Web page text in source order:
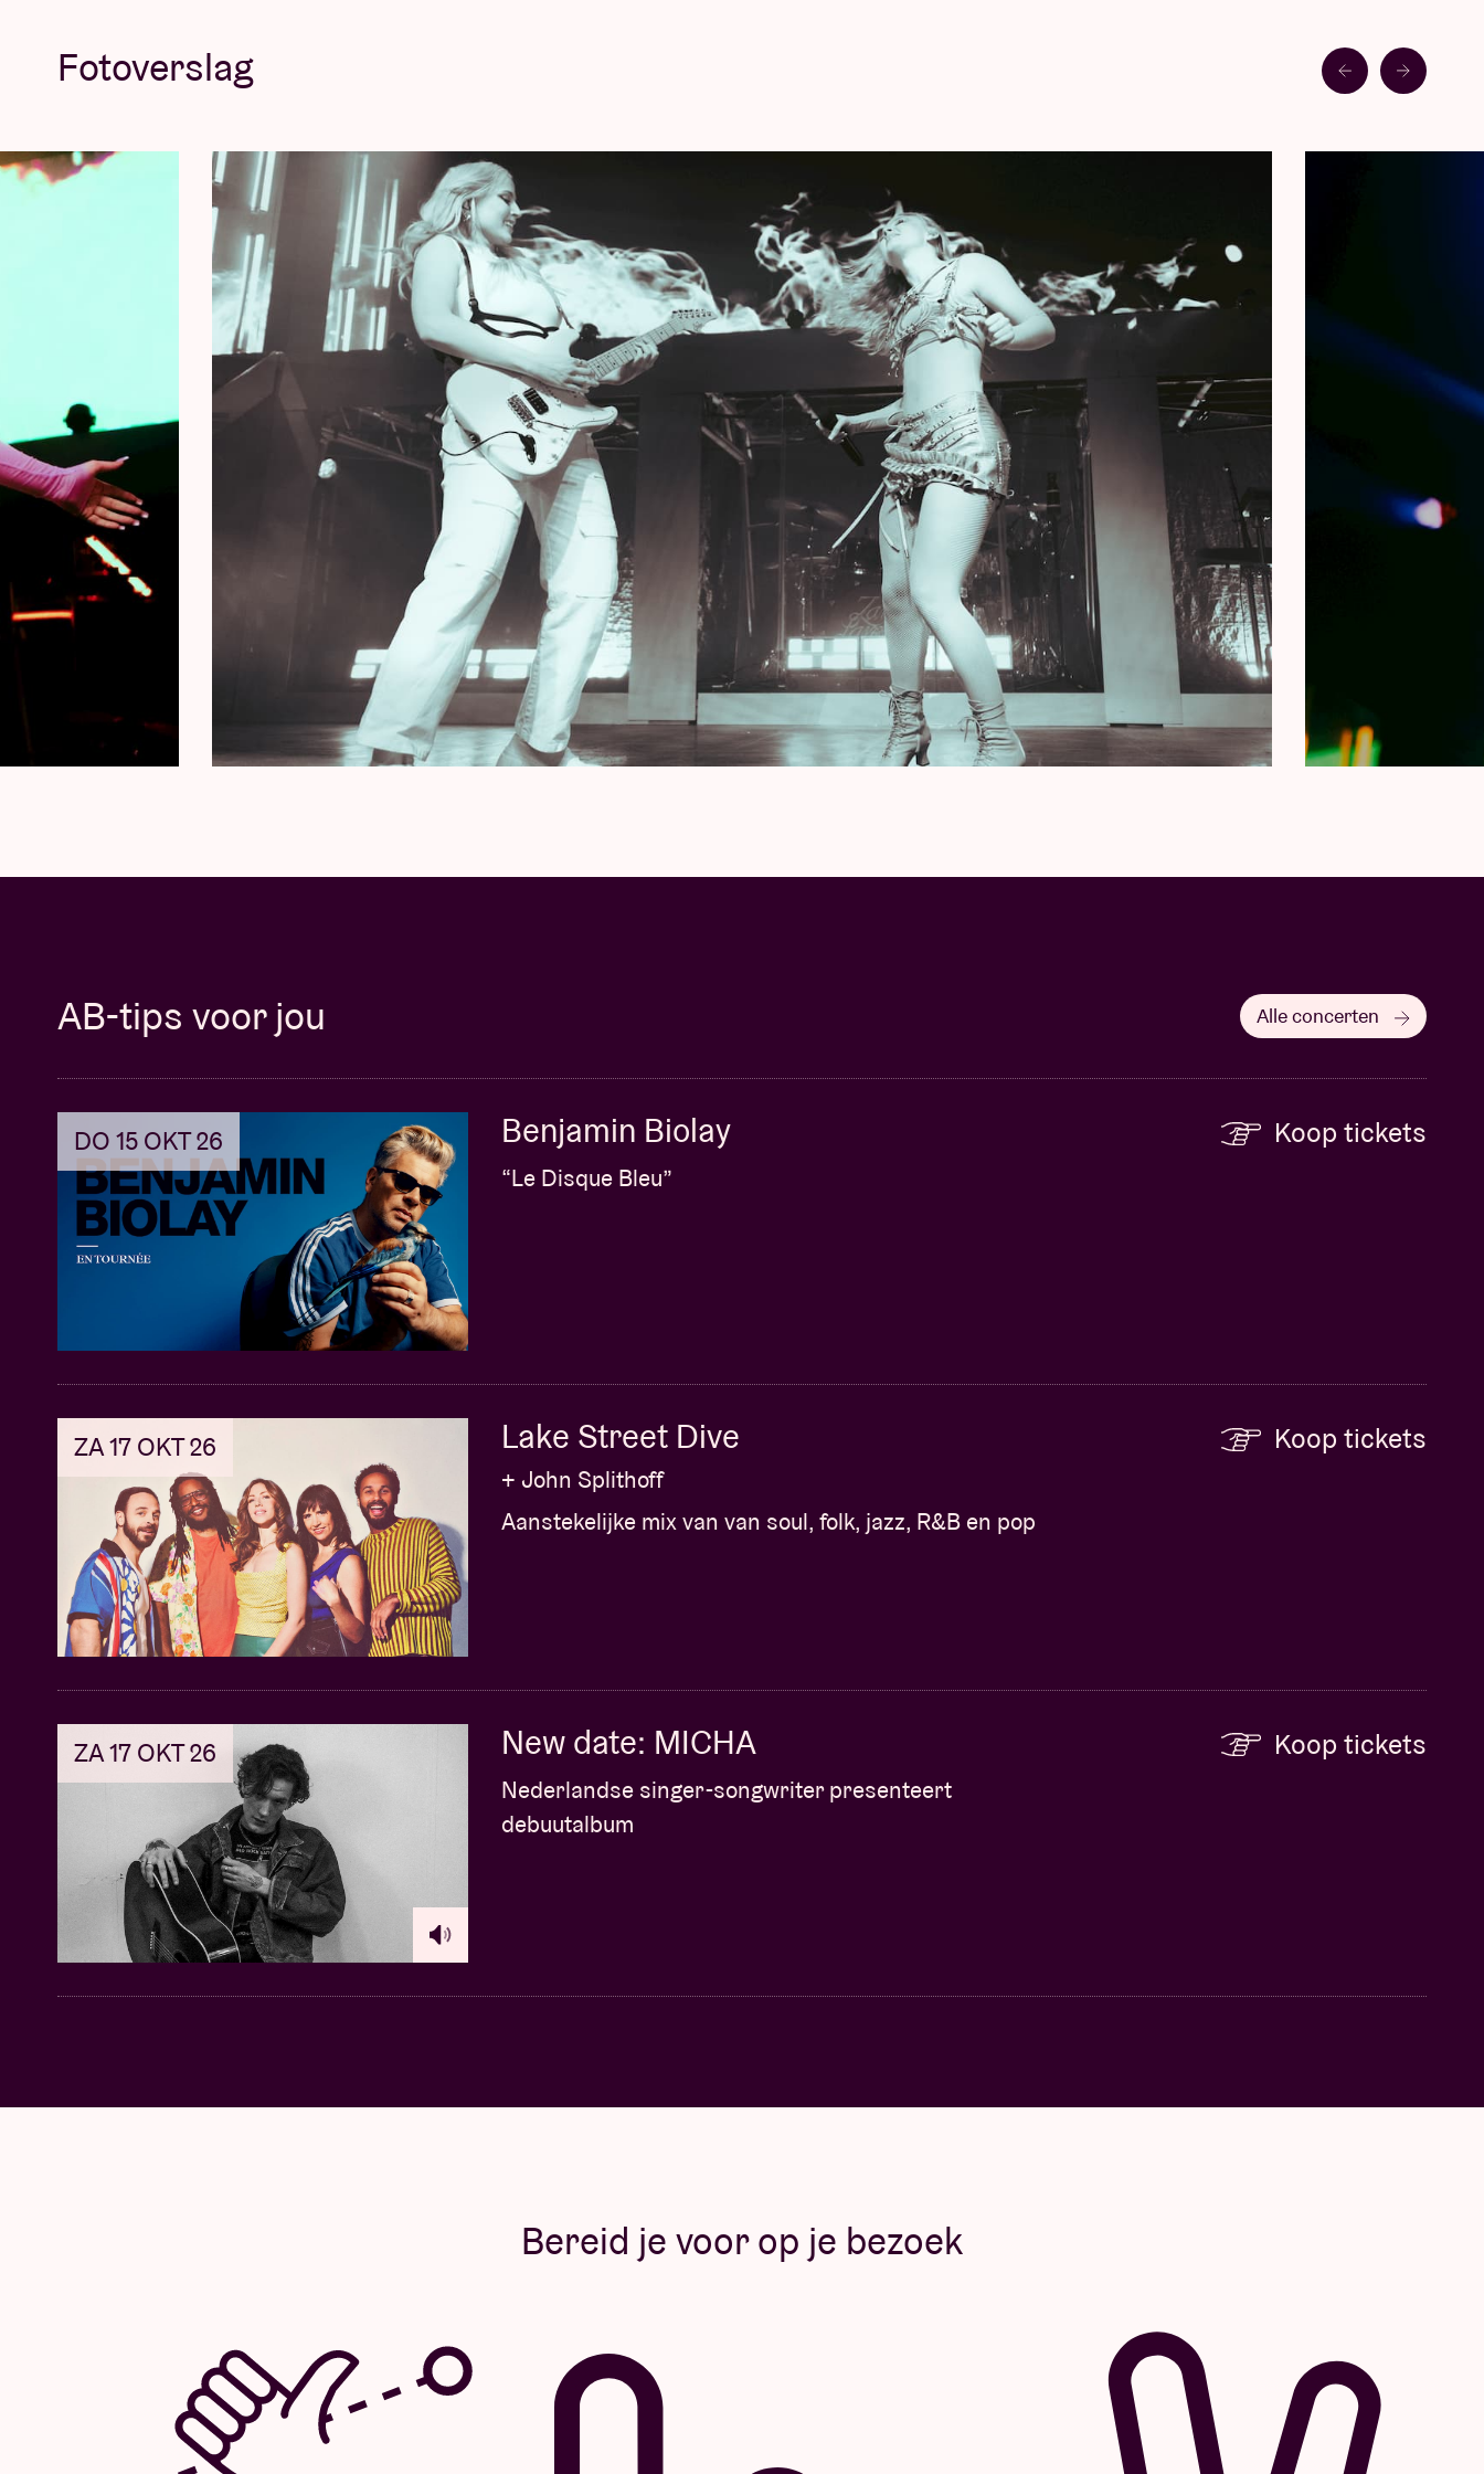
ooit tevoren haar zelfzekerheid.
©Lucinde Wahlen
Fotoverslag
AB-tips voor jou Alle concerten
DO 15 OKT 26 Benjamin Biolay
“Le Disque Bleu”
Koop tickets
ZA 17 OKT 26 Lake Street Dive
+ John Splithoff
Aanstekelijke mix van van soul, folk, jazz, R&B en pop
Koop tickets
ZA 17 OKT 26 New date: MICHA
Nederlandse singer-songwriter presenteert
debuutalbum
Koop tickets
Bereid je voor op je bezoek